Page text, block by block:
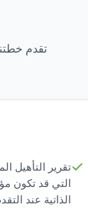
تقدم
التي قد تكون
الذاتية عند